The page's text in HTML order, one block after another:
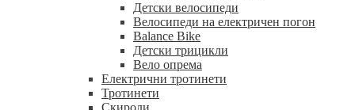
Детски велосипеди
Велосипеди на електричен погон
Balance Bike
Детски трицикли
Вело опрема
Електрични тротинети
Тротинети
Скироли